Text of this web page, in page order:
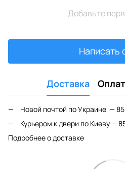
Добавьте
Написать
Доставка
Новой почтой по Украине — 85
Курьером к двери по Киеву —
Подробнее о доставке